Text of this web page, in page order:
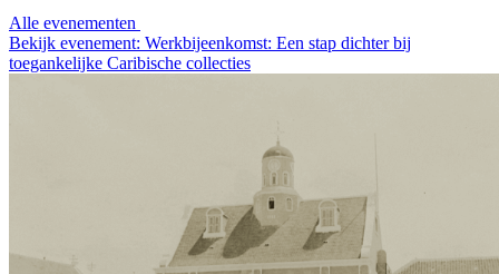
Alle evenementen
Bekijk evenement: Werkbijeenkomst: Een stap dichter bij
toegankelijke Caribische collecties